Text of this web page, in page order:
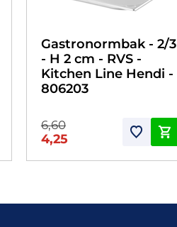
Gastronormbak - 2/3
- H 2 cm - RVS -
Kitchen Line Hendi -
806203
6,60
4,25